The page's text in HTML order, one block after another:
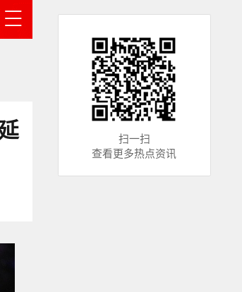
扫一扫
查看更多热点资讯